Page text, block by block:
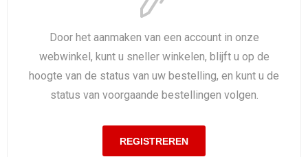
Door het aanmaken van een account in onze
webwinkel, kunt u sneller winkelen, blijft u op de
hoogte van de status van uw bestelling, en kunt u de
status van voorgaande bestellingen volgen.